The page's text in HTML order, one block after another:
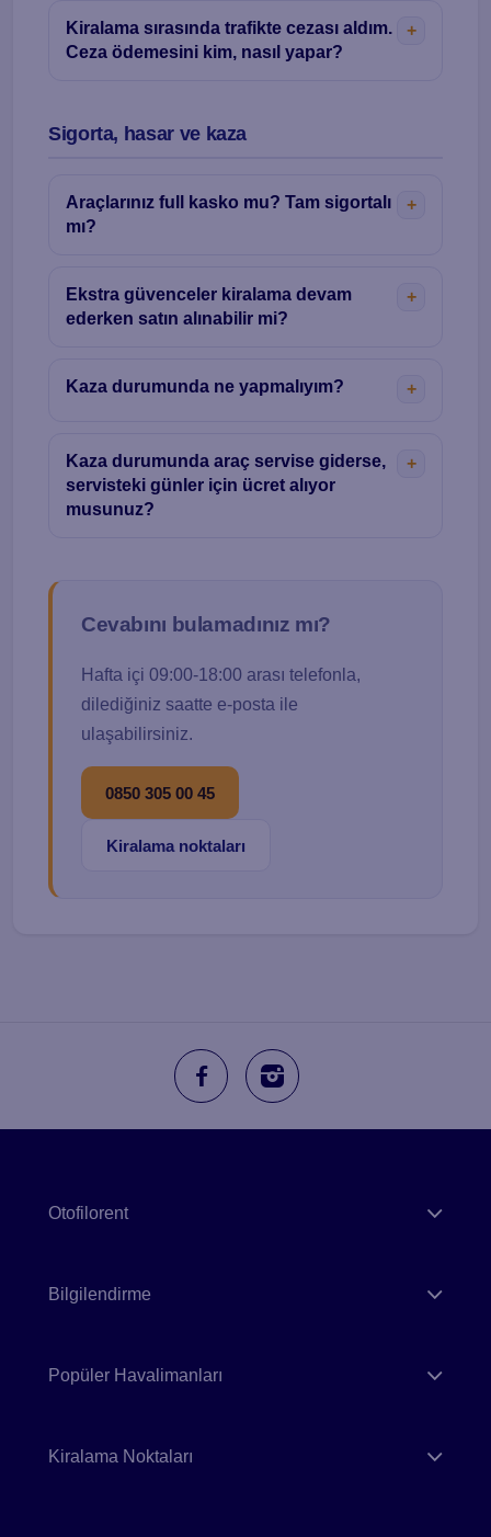
Kiralama sırasında trafikte cezası aldım.
Ceza ödemesini kim, nasıl yapar?
Sigorta, hasar ve kaza
Araçlarınız full kasko mu? Tam sigortalı
mı?
Ekstra güvenceler kiralama devam
ederken satın alınabilir mi?
Kaza durumunda ne yapmalıyım?
Kaza durumunda araç servise giderse,
servisteki günler için ücret alıyor
musunuz?
Cevabını bulamadınız mı?
Hafta içi 09:00-18:00 arası telefonla,
dilediğiniz saatte e-posta ile
ulaşabilirsiniz.
0850 305 00 45
Kiralama noktaları
Otofilorent
Bilgilendirme
Popüler Havalimanları
Kiralama Noktaları